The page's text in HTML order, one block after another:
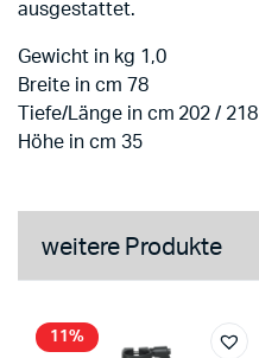
ausgestattet.
Gewicht in kg 1,0
Breite in cm 78
Tiefe/Länge in cm 202 / 218
Höhe in cm 35
weitere Produkte
11%